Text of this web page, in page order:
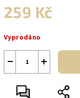
259 Kč
cena:
Vyprodáno
+
−